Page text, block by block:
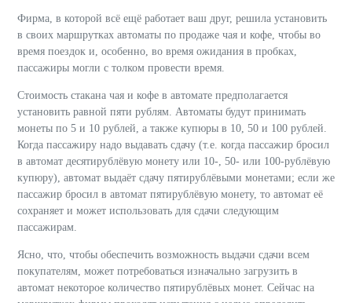
Фирма, в которой всё ещё работает ваш друг, решила установить
в своих маршрутках автоматы по продаже чая и кофе, чтобы во
время поездок и, особенно, во время ожидания в пробках,
пассажиры могли с толком провести время.
Стоимость стакана чая и кофе в автомате предполагается
установить равной пяти рублям. Автоматы будут принимать
монеты по 5 и 10 рублей, а также купюры в 10, 50 и 100 рублей.
Когда пассажиру надо выдавать сдачу (т.е. когда пассажир бросил
в автомат десятирублёвую монету или 10-, 50- или 100-рублёвую
купюру), автомат выдаёт сдачу пятирублёвыми монетами; если же
пассажир бросил в автомат пятирублёвую монету, то автомат её
сохраняет и может использовать для сдачи следующим
пассажирам.
Ясно, что, чтобы обеспечить возможность выдачи сдачи всем
покупателям, может потребоваться изначально загрузить в
автомат некоторое количество пятирублёвых монет. Сейчас на